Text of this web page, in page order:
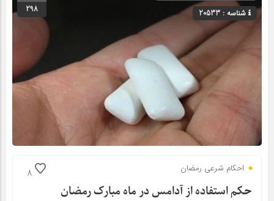
شناسه : 20533
298
8 احکام شرعی رمضان
حکم استفاده از آدامس در ماه مبارک رمضان